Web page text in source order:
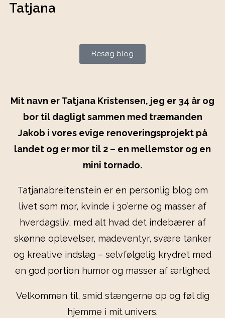
Tatjana
Besøg blog
Mit navn er Tatjana Kristensen, jeg er 34 år og
bor til dagligt sammen med træmanden
Jakob i vores evige renoveringsprojekt på
landet og er mor til 2 – en mellemstor og en
mini tornado.
Tatjanabreitenstein er en personlig blog om
livet som mor, kvinde i 30’erne og masser af
hverdagsliv, med alt hvad det indebærer af
skønne oplevelser, madeventyr, svære tanker
og kreative indslag – selvfølgelig krydret med
en god portion humor og masser af ærlighed.
Velkommen til, smid stængerne op og føl dig
hjemme i mit univers.